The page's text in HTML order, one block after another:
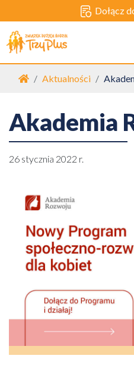
Dołącz
Strona główna
Aktualności
Akademia
26 stycznia 2022 r.